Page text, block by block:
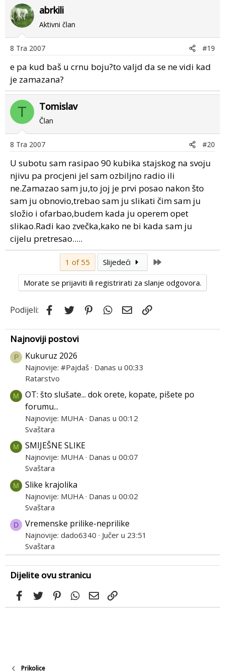
abrkili
Aktivni član
8 Tra 2007 #19
e pa kud baš u crnu boju?to valjd da se ne vidi kad
je zamazana?
T Tomislav
Član
8 Tra 2007 #20
U subotu sam rasipao 90 kubika stajskog na svoju
njivu pa procjeni jel sam ozbiljno radio ili
ne.Zamazao sam ju,to joj je prvi posao nakon što
sam ju obnovio,trebao sam ju slikati čim sam ju
složio i ofarbao,budem kada ju operem opet
slikao.Radi kao zvečka,kako ne bi kada sam ju
cijelu pretresao.....
1 of 55 Slijedeći
Morate se prijaviti ili registrirati za slanje odgovora.
Podijeli: Facebook
Twitter PinterestWhatsApp
Email
Najnoviji postovi
P Kukuruz 2026
Najnovije: #Pajdaš Danas u 00:33
Ratarstvo
M
OT: što slušate... dok orete, kopate, pišete po
forumu...
Najnovije: MUHA Danas u 00:12
Svaštara
M SMIJEŠNE SLIKE
Najnovije: MUHA Danas u 00:07
Svaštara
M Slike krajolika
Najnovije: MUHA Danas u 00:02
Svaštara
D Vremenske prilike-neprilike
Najnovije: dado6340
Jučer u 23:51
Svaštara
Dijelite ovu stranicu
FacebookTwitterPinterestWhatsApp
Email
Prikolice